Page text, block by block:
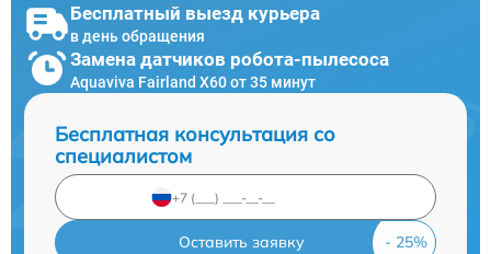
Бесплатный выезд курьера
в день обращения
Замена датчиков робота-пылесоса
Aquaviva Fairland X60 от 35 минут
Бесплатная консультация со
специалистом
Оставить заявку